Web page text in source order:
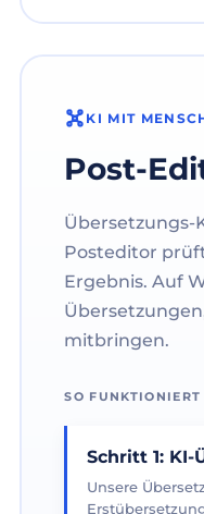
KI MIT
Post-
Übersetzungs-
Posteditor
Ergebnis. Auf
mitbringen.
SO FUNKTIONIERT
Schritt 1: KI-
Unsere